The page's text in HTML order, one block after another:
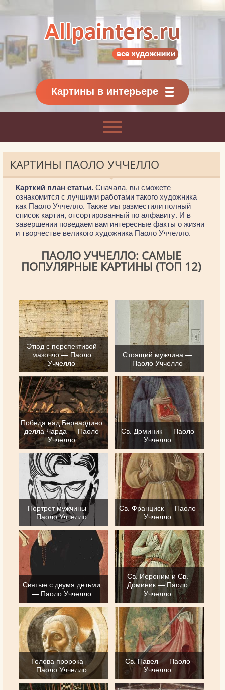
Картины классиков
и современников
Картины в интерьере
КАРТИНЫ ПАОЛО УЧЧЕЛЛО
Карткий план статьи.Сначала, вы сможете
ознакомится с лучшими работами такого художника
как Паоло Уччелло. Также мы разместили полный
список картин, отсортированный по алфавиту. И в
завершении поведаем вам интересные факты о жизни
и творчестве великого художника Паоло Уччелло.
ПАОЛО УЧЧЕЛЛО: САМЫЕ
ПОПУЛЯРНЫЕ КАРТИНЫ (ТОП 12)
Этюд с перспективой
мазоччо — Паоло
Уччелло
Стоящий мужчина —
Паоло Уччелло
Победа над Бернардино
делла Чарда — Паоло
Уччелло
Св. Доминик — Паоло
Уччелло
Портрет мужчины —
Паоло Уччелло
Св. Франциск — Паоло
Уччелло
Святые с двумя детьми
— Паоло Уччелло
Св. Иероним и Св.
Доминик — Паоло
Уччелло
Голова пророка —
Паоло Уччелло
Св. Павел — Паоло
Уччелло